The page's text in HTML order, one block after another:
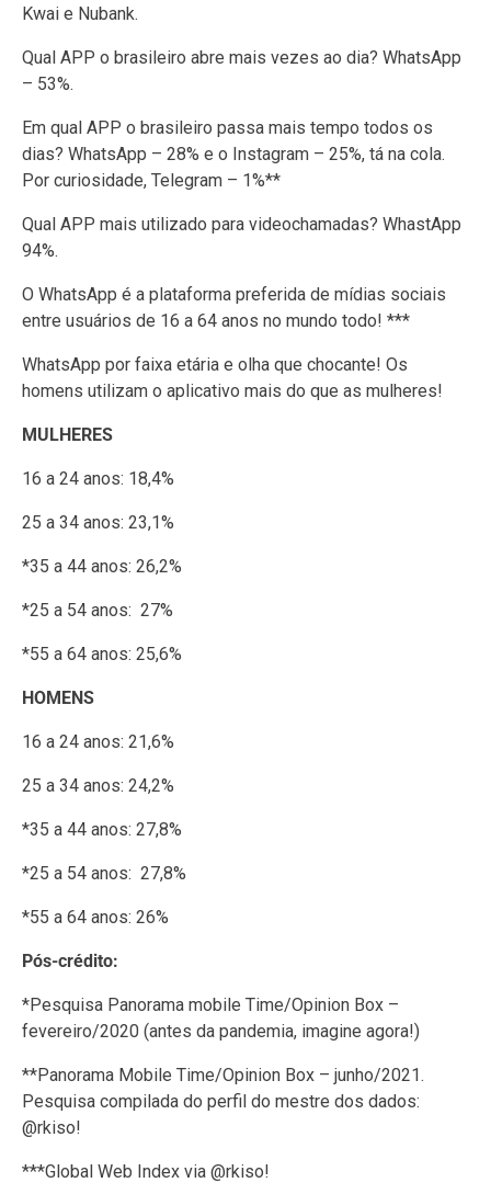
Kwai e Nubank.
Qual APP o brasileiro abre mais vezes ao dia? WhatsApp
– 53%.
Em qual APP o brasileiro passa mais tempo todos os
dias? WhatsApp – 28% e o Instagram – 25%, tá na cola.
Por curiosidade, Telegram – 1%**
Qual APP mais utilizado para videochamadas? WhastApp
94%.
O WhatsApp é a plataforma preferida de mídias sociais
entre usuários de 16 a 64 anos no mundo todo! ***
WhatsApp por faixa etária e olha que chocante! Os
homens utilizam o aplicativo mais do que as mulheres!
MULHERES
16 a 24 anos: 18,4%
25 a 34 anos: 23,1%
*35 a 44 anos: 26,2%
*25 a 54 anos: 27%
*55 a 64 anos: 25,6%
HOMENS
16 a 24 anos: 21,6%
25 a 34 anos: 24,2%
*35 a 44 anos: 27,8%
*25 a 54 anos: 27,8%
*55 a 64 anos: 26%
Pós-crédito:
*Pesquisa Panorama mobile Time/Opinion Box –
fevereiro/2020 (antes da pandemia, imagine agora!)
**Panorama Mobile Time/Opinion Box – junho/2021.
Pesquisa compilada do perfil do mestre dos dados:
@rkiso!
***Global Web Index via @rkiso!